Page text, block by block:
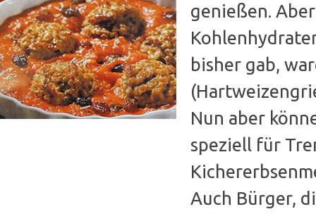
genießen.
bisher gab,
Nun aber
speziell für
Auch Bürger,
ohne Nüsse